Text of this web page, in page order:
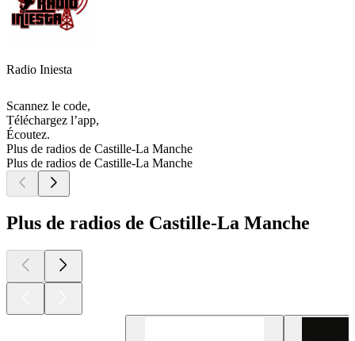
Radio Iniesta
Scannez le code,
Téléchargez l’app,
Écoutez.
Plus de radios de Castille-La Manche
Plus de radios de Castille-La Manche
Plus de radios de Castille-La Manche